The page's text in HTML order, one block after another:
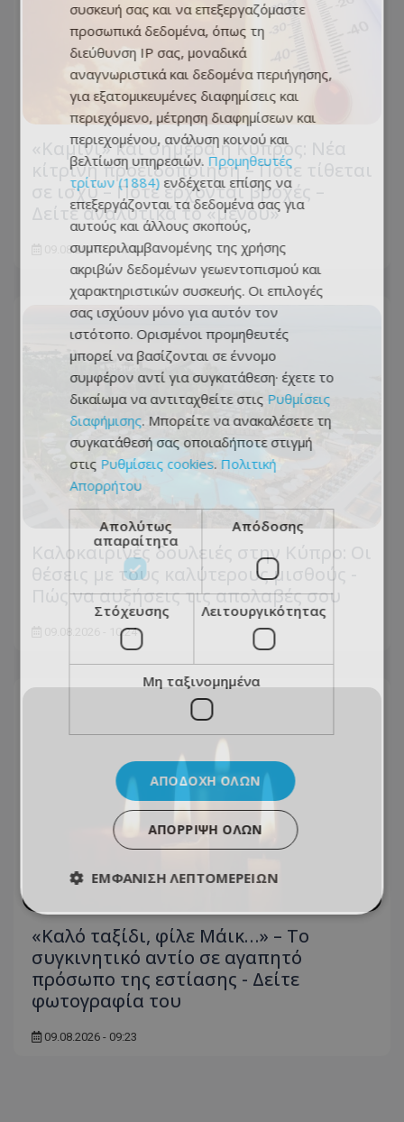
«Καμίνι» και σήμερα η Κύπρος: Νέα
κίτρινη προειδοποίηση – Πότε τίθεται
σε ισχύ – Πότε έρχονται βροχές –
Δείτε αναλυτικά το «μενού»
09.08.2026 - 11:33
Καλοκαιρινές δουλειές στην Κύπρο: Οι
θέσεις με τους καλύτερους μισθούς -
Πώς να αυξήσεις τις απολαβές σου
09.08.2026 - 10:24
«Καλό ταξίδι, φίλε Μάικ…» – Το
συγκινητικό αντίο σε αγαπητό
πρόσωπο της εστίασης - Δείτε
φωτογραφία του
09.08.2026 - 09:23
συσκευή σας και να επεξεργαζόμαστε
προσωπικά δεδομένα, όπως τη
διεύθυνση IP σας, μοναδικά
αναγνωριστικά και δεδομένα περιήγησης,
για εξατομικευμένες διαφημίσεις και
περιεχόμενο, μέτρηση διαφημίσεων και
περιεχομένου, ανάλυση κοινού και
βελτίωση υπηρεσιών. Προμηθευτές
τρίτων (1884) ενδέχεται επίσης να
επεξεργάζονται τα δεδομένα σας για
αυτούς και άλλους σκοπούς,
συμπεριλαμβανομένης της χρήσης
ακριβών δεδομένων γεωεντοπισμού και
χαρακτηριστικών συσκευής. Οι επιλογές
σας ισχύουν μόνο για αυτόν τον
ιστότοπο. Ορισμένοι προμηθευτές
μπορεί να βασίζονται σε έννομο
συμφέρον αντί για συγκατάθεση· έχετε το
δικαίωμα να αντιταχθείτε στις Ρυθμίσεις
διαφήμισης. Μπορείτε να ανακαλέσετε τη
συγκατάθεσή σας οποιαδήποτε στιγμή
στις Ρυθμίσεις cookies.Πολιτική
Απορρήτου
Απολύτως
απαραίτητα
Απόδοσης
Στόχευσης Λειτουργικότητας
Μη ταξινομημένα
ΑΠΟΔΟΧΉ ΌΛΩΝ
ΑΠΌΡΡΙΨΗ ΌΛΩΝ
ΕΜΦΆΝΙΣΗ ΛΕΠΤΟΜΕΡΕΙΏΝ